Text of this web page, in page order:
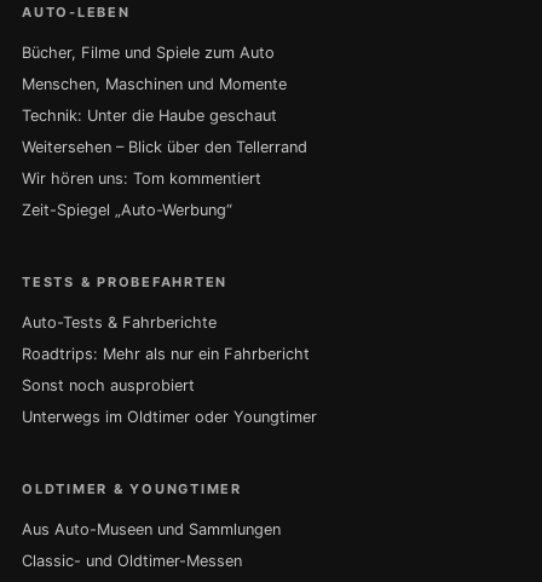
AUTO-LEBEN
Bücher, Filme und Spiele zum Auto
Menschen, Maschinen und Momente
Technik: Unter die Haube geschaut
Weitersehen – Blick über den Tellerrand
Wir hören uns: Tom kommentiert
Zeit-Spiegel „Auto-Werbung“
TESTS & PROBEFAHRTEN
Auto-Tests & Fahrberichte
Roadtrips: Mehr als nur ein Fahrbericht
Sonst noch ausprobiert
Unterwegs im Oldtimer oder Youngtimer
OLDTIMER & YOUNGTIMER
Aus Auto-Museen und Sammlungen
Classic- und Oldtimer-Messen